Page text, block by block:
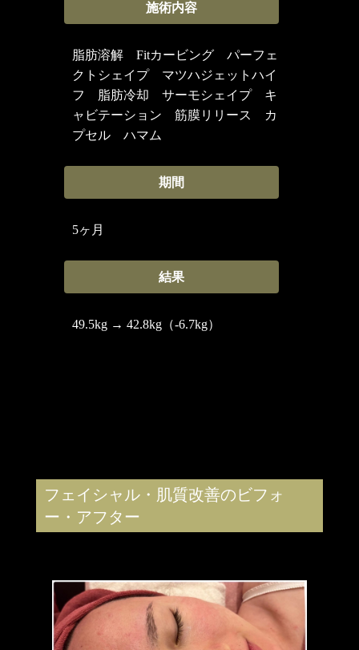
施術内容
脂肪溶解 Fitカービング パーフェ
クトシェイプ マツハジェットハイ
フ 脂肪冷却 サーモシェイプ キ
ャビテーション 筋膜リリース カ
プセル ハマム
期間
5ヶ月
結果
49.5kg → 42.8kg（-6.7kg）
フェイシャル・肌質改善のビフォ
ー・アフター